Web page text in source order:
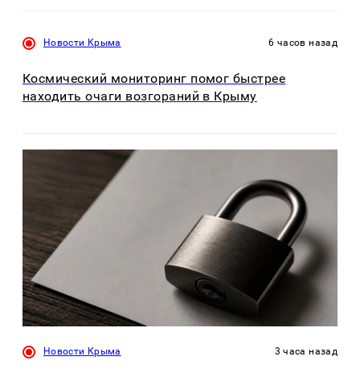
Новости Крыма 6 часов назад
Космический мониторинг помог быстрее
находить очаги возгораний в Крыму
Новости Крыма 3 часа назад